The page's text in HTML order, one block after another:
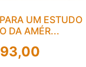
UM ESTUDO
DA AMÉR...
93,00